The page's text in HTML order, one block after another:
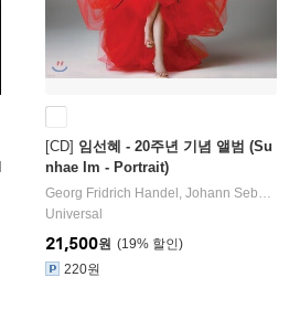
작곡/양성원 연주/Thomas Zehetmair 지휘/
[CD] 임선혜 - 20주년 기념 앨범 (Su
nhae Im - Portrait)
Georg Fridrich Handel , Johann Sebastian Bach
Universal
19%
21,500원
220원